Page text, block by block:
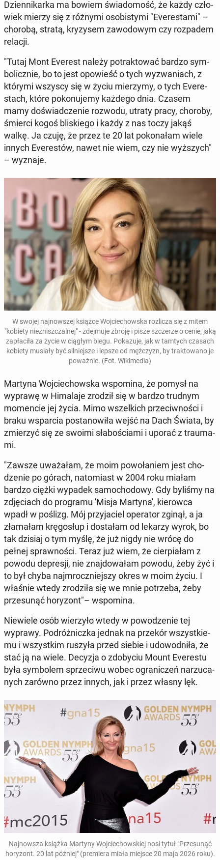
Dzien­ni­kar­ka ma bowiem świa­do­mość, że każdy czło­
wiek mierzy się z różnymi oso­bi­sty­mi "Eve­re­sta­mi" –
chorobą, stratą, kry­zy­sem za­wo­do­wym czy roz­pa­dem
relacji.
"Tutaj Mont Everest należy po­trak­to­wać bardzo sym­
bo­licz­nie, bo to jest opo­wieść o tych wy­zwa­niach, z
którymi wszyscy się w życiu mie­rzy­my, o tych Eve­re­
stach, które po­ko­nu­je­my każdego dnia. Czasem
mamy do­świad­cze­nie rozwodu, utraty pracy, choroby,
śmierci kogoś bli­skie­go i każdy z nas toczy jakąś
walkę. Ja czuję, że przez te 20 lat po­ko­na­łam wiele
innych Eve­re­stów, nawet nie wiem, czy nie wyż­szych"
– wyznaje.
W swojej naj­now­szej książce Woj­cie­chow­ska roz­li­cza się z mitem
"kobiety nie­znisz­czal­nej" - zdej­mu­je zbroję i pisze szcze­rze o cenie, jaką
za­pła­ci­ła za życie w ciągłym biegu. Po­ka­zu­je, jak w tamtych czasach
kobiety musiały być sil­niej­sze i lepsze od męż­czyzn, by trak­to­wa­no je
po­waż­nie. (Fot. Wi­ki­me­dia)
Martyna Woj­cie­chow­ska wspo­mi­na, że pomysł na
wyprawę w Hi­ma­la­je zrodził się w bardzo trudnym
mo­men­cie jej życia. Mimo wszel­kich prze­ciw­no­ści i
braku wspar­cia po­sta­no­wi­ła wejść na Dach Świata, by
zmie­rzyć się ze swoimi sła­bo­ścia­mi i uporać z trau­ma­
mi.
"Zawsze uwa­ża­łam, że moim po­wo­ła­niem jest cho­
dze­nie po górach, na­to­miast w 2004 roku miałam
bardzo ciężki wypadek sa­mo­cho­do­wy. Gdy byliśmy na
zdję­ciach do pro­gra­mu 'Misja Mar­ty­na', kie­row­ca
wpadł w poślizg. Mój przy­ja­ciel ope­ra­tor zginął, a ja
zła­ma­łam krę­go­słup i do­sta­łam od lekarzy wyrok, bo
tak dzisiaj o tym myślę, że już nigdy nie wrócę do
pełnej spraw­no­ści. Teraz już wiem, że cier­pia­łam z
powodu de­pre­sji, nie znaj­do­wa­łam powodu, żeby żyć i
to był chyba naj­mrocz­niej­szy okres w moim życiu. I
właśnie wtedy zro­dzi­ła się we mnie po­trze­ba, żeby
prze­su­nąć ho­ry­zont"– wspo­mi­na.
Nie­wie­le osób wie­rzy­ło wtedy w po­wo­dze­nie tej
wyprawy. Po­dróż­nicz­ka jednak na przekór wszyst­kie­
mu i wszyst­kim ruszyła przed siebie i udo­wod­ni­ła, że
stać ją na wiele. Decyzja o zdo­by­ciu Mount Eve­re­stu
była sym­bo­lem sprze­ci­wu wobec ogra­ni­czeń na­rzu­ca­
nych zarówno przez innych, jak i przez własny lęk.
Naj­now­sza książka Martyny Woj­cie­chow­skiej nosi tytuł "Prze­su­nąć
ho­ry­zont. 20 lat później"(pre­mie­ra miała miejsce 20 maja 2026 roku).